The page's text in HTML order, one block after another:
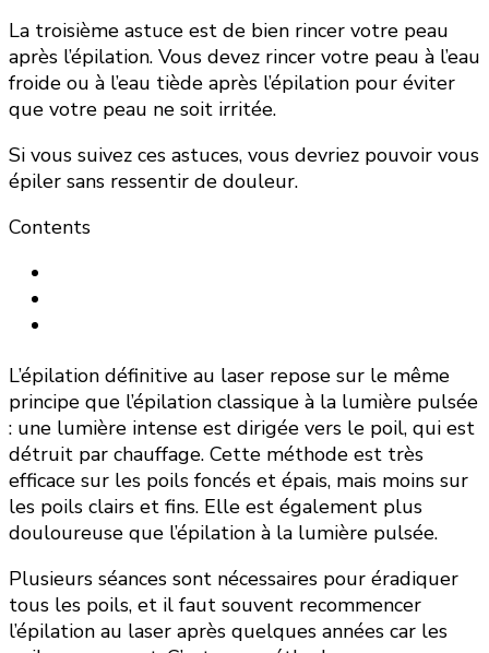
La troisième astuce est de bien rincer votre peau
après l’épilation. Vous devez rincer votre peau à l’eau
froide ou à l’eau tiède après l’épilation pour éviter
que votre peau ne soit irritée.
Si vous suivez ces astuces, vous devriez pouvoir vous
épiler sans ressentir de douleur.
Contents
L’épilation définitive au laser repose sur le même
principe que l’épilation classique à la lumière pulsée
: une lumière intense est dirigée vers le poil, qui est
détruit par chauffage. Cette méthode est très
efficace sur les poils foncés et épais, mais moins sur
les poils clairs et fins. Elle est également plus
douloureuse que l’épilation à la lumière pulsée.
Plusieurs séances sont nécessaires pour éradiquer
tous les poils, et il faut souvent recommencer
l’épilation au laser après quelques années car les